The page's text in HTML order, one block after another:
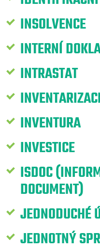
INSOLVENCE
INTERNÍ
INTRASTAT
INVENTURA
INVESTICE
ISDOC
DOCUMENT)
JEDNODUCHÉ
JEDNOTNÝ